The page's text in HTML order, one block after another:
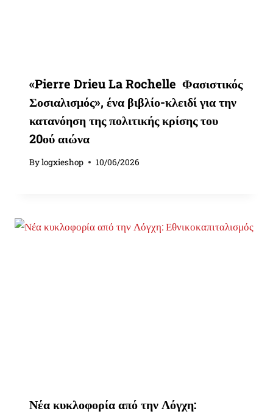
«Pierre Drieu La Rochelle Φασιστικός
Σοσιαλισμός», ένα βιβλίο-κλειδί για την
κατανόηση της πολιτικής κρίσης του
20ού αιώνα
Bylogxieshop 10/06/2026
Νέα κυκλοφορία από την Λόγχη: